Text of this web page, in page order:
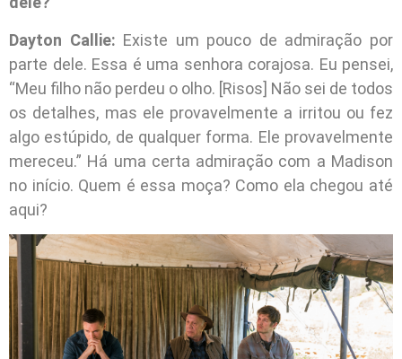
Dayton Callie: Existe um pouco de admiração por
parte dele. Essa é uma senhora corajosa. Eu pensei,
“Meu filho não perdeu o olho. [Risos] Não sei de todos
os detalhes, mas ele provavelmente a irritou ou fez
algo estúpido, de qualquer forma. Ele provavelmente
mereceu.” Há uma certa admiração com a Madison
no início. Quem é essa moça? Como ela chegou até
aqui?